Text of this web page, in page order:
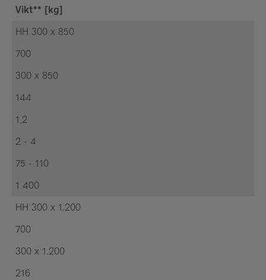
Vikt** [kg]
HH 300 x 850
700
300 x 850
144
1,2
2 - 4
75 - 110
1 400
HH 300 x 1.200
700
300 x 1.200
216